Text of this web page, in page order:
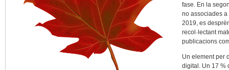
fase. En la
no associades a
2019, es
recol·lectant
publicacions
Un element per
digital. Un 17 %